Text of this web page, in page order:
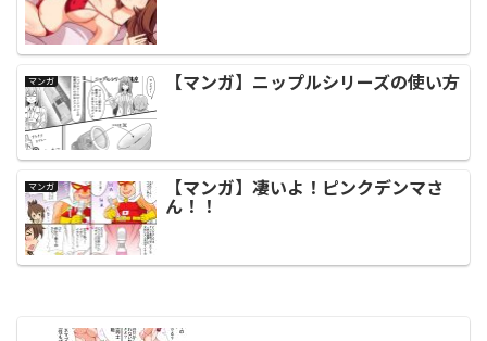
マンガ 【マンガ】ニップルシリーズの使い方
マンガ 【マンガ】凄いよ！ピンクデンマさ
ん！！